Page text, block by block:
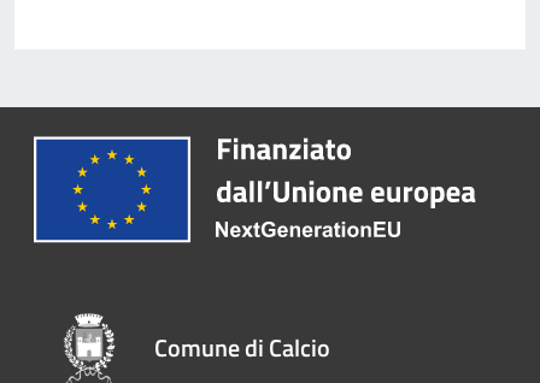
Comune di Calcio